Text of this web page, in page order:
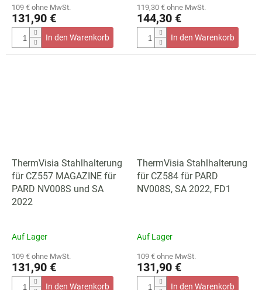
109 € ohne MwSt.
131,90 €
In den Warenkorb
119,30 € ohne MwSt.
144,30 €
In den Warenkorb
ThermVisia Stahlhalterung
für CZ557 MAGAZINE für
PARD NV008S und SA
2022
Auf Lager
109 € ohne MwSt.
131,90 €
In den Warenkorb
ThermVisia Stahlhalterung
für CZ584 für PARD
NV008S, SA 2022, FD1
Auf Lager
109 € ohne MwSt.
131,90 €
In den Warenkorb